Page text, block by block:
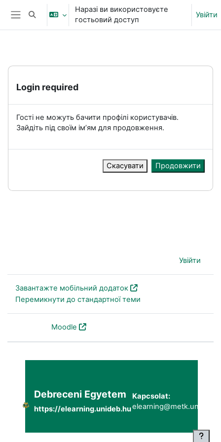
Перейти до головного вмісту
Бокова панель
Переключити введення пошуку
Наразі ви використовуєте
гостьовий доступ
Увійти
Login required
Гості не можуть бачити профілі користувачів.
Зайдіть під своїм ім’ям для продовження.
Скасувати Продовжити
Увійти
Завантажте мобільний додаток
Перемикнути до стандартної теми
Moodle
Debreceni Egyetem
https://elearning.unideb.hu
Kapcsolat: